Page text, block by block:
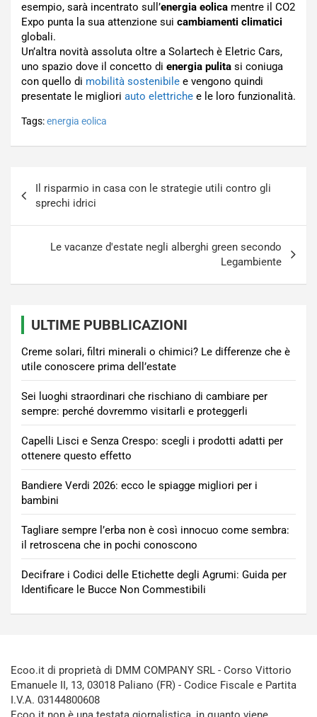
esempio, sarà incentrato sull’energia eolica mentre il CO2
Expo punta la sua attenzione sui cambiamenti climatici
globali.
Un’altra novità assoluta oltre a Solartech è Eletric Cars,
uno spazio dove il concetto di energia pulita si coniuga
con quello di mobilità sostenibile e vengono quindi
presentate le migliori auto elettriche e le loro funzionalità.
Tags:energia eolica
articoli
Il risparmio in casa con le strategie utili contro gli
sprechi idrici
Le vacanze d'estate negli alberghi green secondo
Legambiente
ULTIME PUBBLICAZIONI
Creme solari, filtri minerali o chimici? Le differenze che è
utile conoscere prima dell’estate
Sei luoghi straordinari che rischiano di cambiare per
sempre: perché dovremmo visitarli e proteggerli
Capelli Lisci e Senza Crespo: scegli i prodotti adatti per
ottenere questo effetto
Bandiere Verdi 2026: ecco le spiagge migliori per i
bambini
Tagliare sempre l’erba non è così innocuo come sembra:
il retroscena che in pochi conoscono
Decifrare i Codici delle Etichette degli Agrumi: Guida per
Identificare le Bucce Non Commestibili
Ecoo.it di proprietà di DMM COMPANY SRL - Corso Vittorio
Emanuele II, 13, 03018 Paliano (FR) - Codice Fiscale e Partita
I.V.A. 03144800608